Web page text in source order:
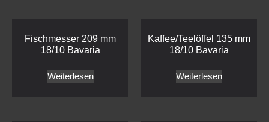
Fischmesser 209 mm
18/10 Bavaria
Weiterlesen
Kaffee/Teelöffel 135 mm
18/10 Bavaria
Weiterlesen